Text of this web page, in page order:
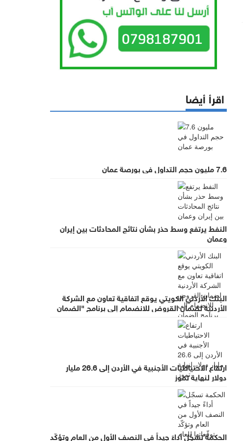
اقرأ أيضا
7.6 مليون حجم التداول في بورصة عمان
النفط يرتفع وسط حذر بشأن نتائج المحادثات بين إيران
وعمان
البنك الأردني الكويتي يوقع اتفاقية تعاون مع الشركة
الأردنية لضمان القروض للانضمام إلى برنامج "الضمان
من أجل التوظيف"
ارتفاع الاحتياطيات الأجنبية في الأردن إلى 26.6 مليار
دولار لنهاية تموز
الحكمة تسجّل أداءً جيداً في النصف الأول من العام وتؤكّد